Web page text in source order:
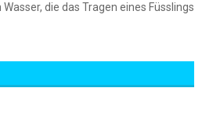
die das Tragen eines Füsslings